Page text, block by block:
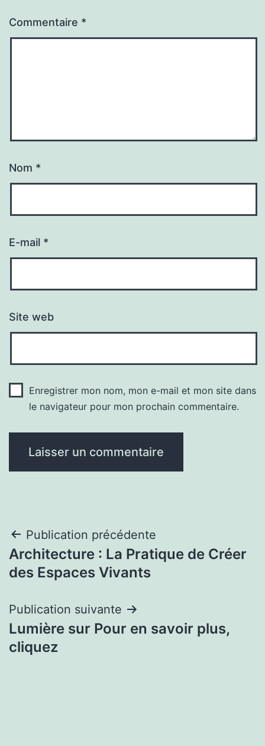
Commentaire *
Nom *
E-mail *
Site web
Enregistrer mon nom, mon e-mail et mon site dans
le navigateur pour mon prochain commentaire.
Navigation
de
Publication précédente
Architecture : La Pratique de Créer
des Espaces Vivants
Publication suivante
Lumière sur Pour en savoir plus,
cliquez